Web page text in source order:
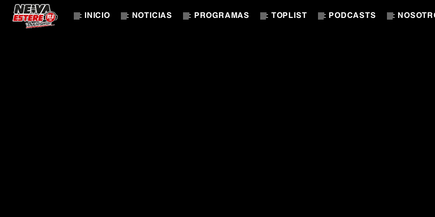
INICIO NOTICIAS PROGRAMAS TOPLIST PODCASTS